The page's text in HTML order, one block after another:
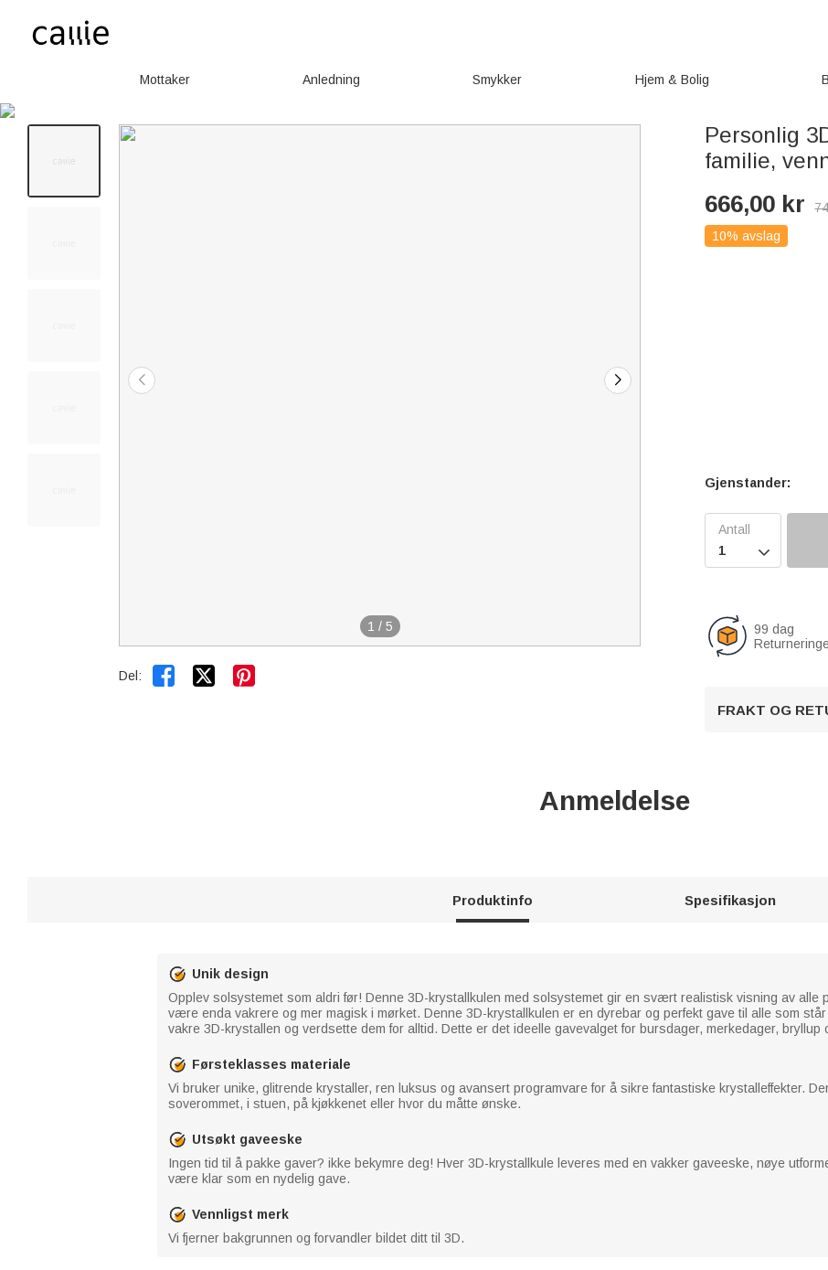
Mottaker Anledning Smykker Hjem & Bolig
1 / 5
Del:  
Personlig
familie,
666,00 kr
10% avslag
Gjenstander:

99 dag
FRAKT OG
Anmeldelse
Produktinfo Spesifikasjon
Unik design
Opplev solsystemet som aldri før! Denne 3D-krystallkulen med solsystemet gir en svært realistisk visning av alle
være enda vakrere og mer magisk i mørket. Denne 3D-krystallkulen er en dyrebar og perfekt gave til alle som
vakre 3D-krystallen og verdsette dem for alltid. Dette er det ideelle gavevalget for bursdager, merkedager, bryllup
Førsteklasses materiale
Vi bruker unike, glitrende krystaller, ren luksus og avansert programvare for å sikre fantastiske krystalleffekter.
soverommet, i stuen, på kjøkkenet eller hvor du måtte ønske.
Utsøkt gaveeske
Ingen tid til å pakke gaver? ikke bekymre deg! Hver 3D-krystallkule leveres med en vakker gaveeske, nøye
være klar som en nydelig gave.
Vennligst merk
Vi fjerner bakgrunnen og forvandler bildet ditt til 3D.